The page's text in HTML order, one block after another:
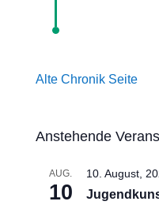
Alte Chronik Seite
Anstehende
AUG.
10
10. August,